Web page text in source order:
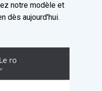
notre modèle et
dès aujourd'hui.